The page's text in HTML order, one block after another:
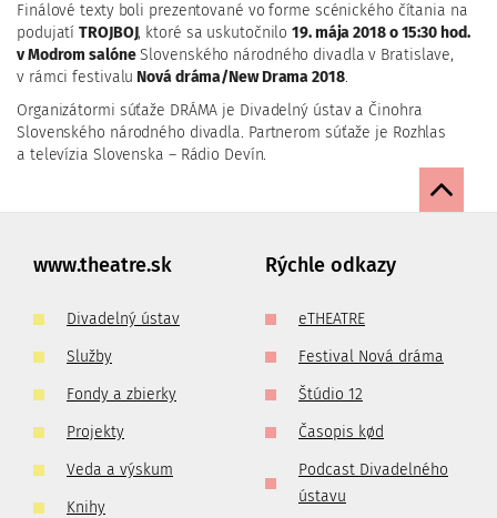
Finálové texty boli prezentované vo forme scénického čítania na
podujatíTROJBOJ, ktoré sa uskutočnilo19. mája 2018 o 15:30 hod.
v Modrom salóneSlovenského národného divadla v Bratislave,
v rámci festivalu Nová dráma/New Drama 2018.
Organizátormi súťaže DRÁMA je Divadelný ústav a Činohra
Slovenského národného divadla. Partnerom súťaže je Rozhlas
a televízia Slovenska – Rádio Devín.
www.theatre.sk
Divadelný ústav
Služby
Fondy a zbierky
Projekty
Veda a výskum
Knihy
Rýchle odkazy
eTHEATRE
Festival Nová dráma
Štúdio 12
Časopis kød
Podcast Divadelného
ústavu